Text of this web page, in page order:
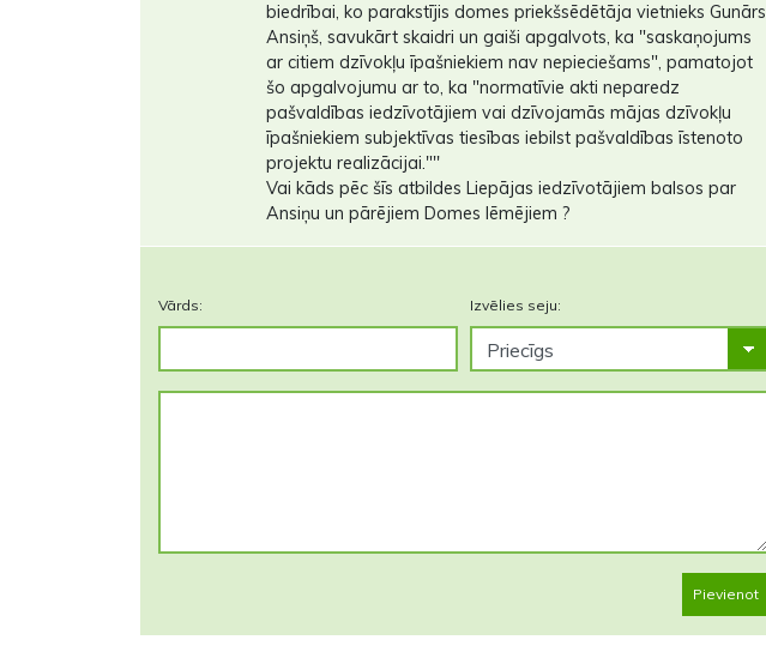
biedrībai, ko parakstījis domes priekšsēdētāja vietnieks Gunārs
Ansiņš, savukārt skaidri un gaiši apgalvots, ka "saskaņojums
ar citiem dzīvokļu īpašniekiem nav nepieciešams", pamatojot
šo apgalvojumu ar to, ka "normatīvie akti neparedz
pašvaldības iedzīvotājiem vai dzīvojamās mājas dzīvokļu
īpašniekiem subjektīvas tiesības iebilst pašvaldības īstenoto
projektu realizācijai."''
Vai kāds pēc šīs atbildes Liepājas iedzīvotājiem balsos par
Ansiņu un pārējiem Domes lēmējiem ?
Vārds: Izvēlies seju:
Pievienot